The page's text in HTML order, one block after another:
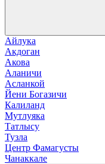
Айлука
Акдоган
Акова
Аланичи
Асланкой
Йени Богазичи
Калиланд
Мутлуяка
Татлысу
Тузла
Центр Фамагусты
Чанаккале